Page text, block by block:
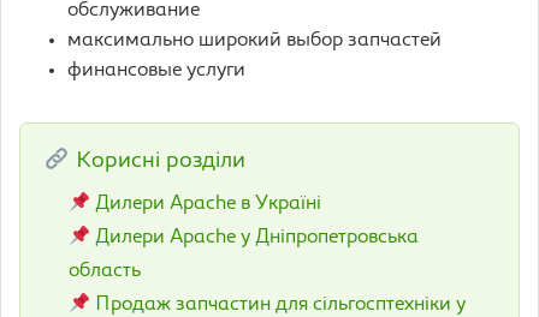
обслуживание
максимально широкий выбор запчастей
финансовые услуги
Корисні розділи
Дилери Apache в Україні
Дилери Apache у Дніпропетровська
область
Продаж запчастин для сільгосптехніки у